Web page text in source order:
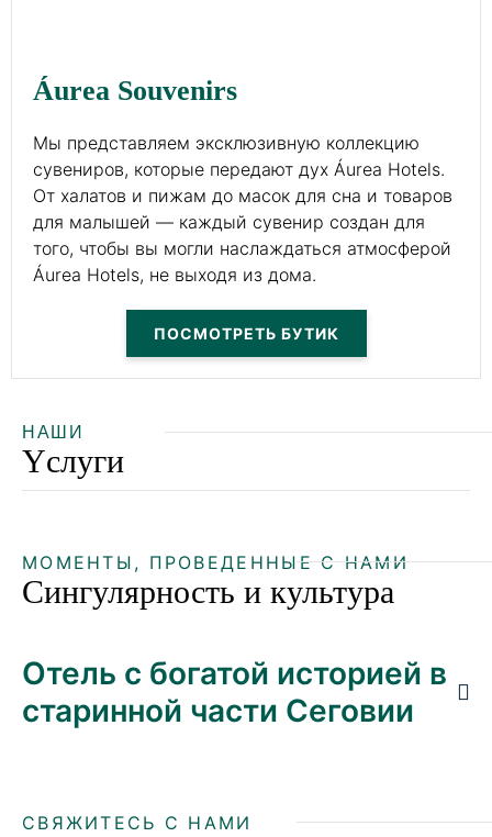
Áurea Souvenirs
Мы представляем эксклюзивную коллекцию
сувениров, которые передают дух Áurea Hotels.
От халатов и пижам до масок для сна и товаров
для малышей — каждый сувенир создан для
того, чтобы вы могли наслаждаться атмосферой
Áurea Hotels, не выходя из дома.
НАШИ
Yслуги
МОМЕНТЫ, ПРОВЕДЕННЫЕ С НАМИ
Сингулярность и культура
Отель с богатой историей в
старинной части Сеговии
СВЯЖИТЕСЬ С НАМИ